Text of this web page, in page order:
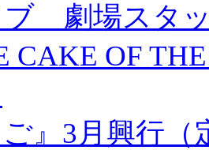
劇場スタ
CAKE OF
ご』3月興行